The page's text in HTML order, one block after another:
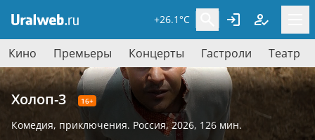
+26.1°C
Кино Премьеры Концерты Гастроли Театр
Холоп-3 16+
Комедия, приключения. Россия, 2026, 126 мин.